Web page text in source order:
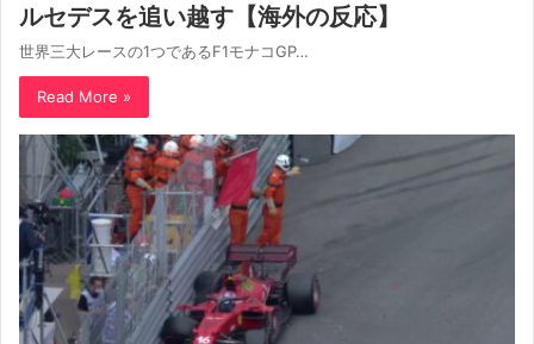
ルセデスを追い越す【海外の反応】
世界三大レースの1つであるF1モナコGP…
Read More »